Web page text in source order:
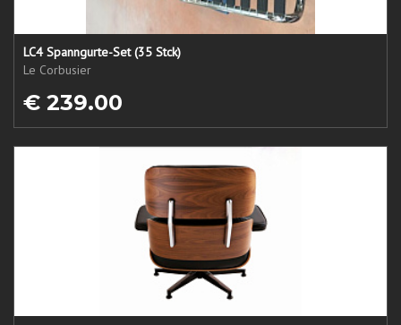
LC4 Spanngurte-Set (35 Stck)
Le Corbusier
€ 239.00